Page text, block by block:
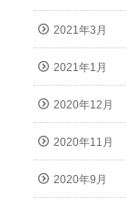
2021年3月
2021年1月
2020年12月
2020年11月
2020年9月